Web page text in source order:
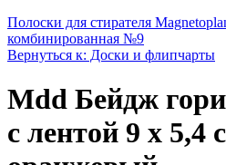
Полоски для стирателя
комбинированная №9
Вернуться к: Доски и флипчарты
Mdd Бейдж
с лентой 9 х 5,4